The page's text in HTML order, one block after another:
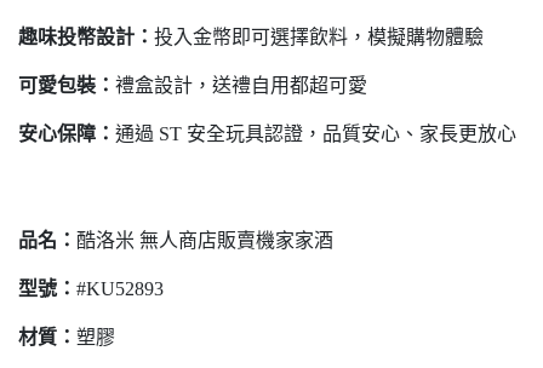
趣味投幣設計： 投入金幣即可選擇飲料，模擬購物體驗
可愛包裝： 禮盒設計，送禮自用都超可愛
安心保障： 通過 ST 安全玩具認證，品質安心、家長更放心
品名 ： 酷洛米 無人商店販賣機家家酒
型號 ： #KU52893
材質 ： 塑膠